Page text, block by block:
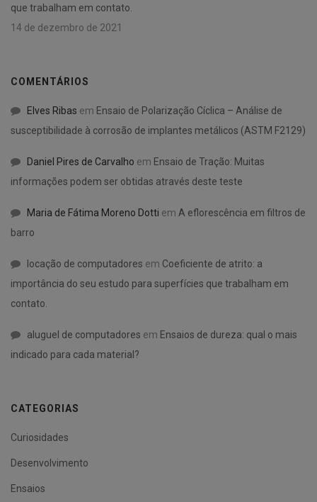
que trabalham em contato.
14 de dezembro de 2021
COMENTÁRIOS
Elves Ribas em Ensaio de Polarização Cíclica – Análise de
susceptibilidade à corrosão de implantes metálicos (ASTM F2129)
Daniel Pires de Carvalho em Ensaio de Tração: Muitas
informações podem ser obtidas através deste teste
Maria de Fátima Moreno Dotti em A eflorescência em filtros de
barro
locação de computadores em Coeficiente de atrito: a
importância do seu estudo para superfícies que trabalham em
contato.
aluguel de computadores em Ensaios de dureza: qual o mais
indicado para cada material?
CATEGORIAS
Curiosidades
Desenvolvimento
Ensaios